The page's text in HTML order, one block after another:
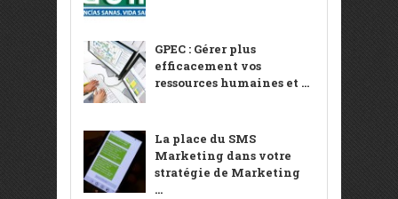
GPEC : Gérer plus
efficacement vos
ressources humaines et ...
La place du SMS
Marketing dans votre
stratégie de Marketing
...